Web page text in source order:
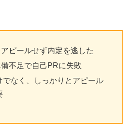
ピールせず内定を逃した
不足で自己PRに失敗
でなく、しっかりとアピール